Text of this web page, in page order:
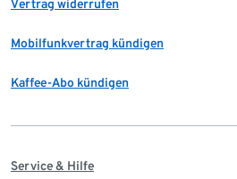
Vertrag widerrufen
Mobilfunkvertrag kündigen
Kaffee-Abo kündigen
Service & Hilfe